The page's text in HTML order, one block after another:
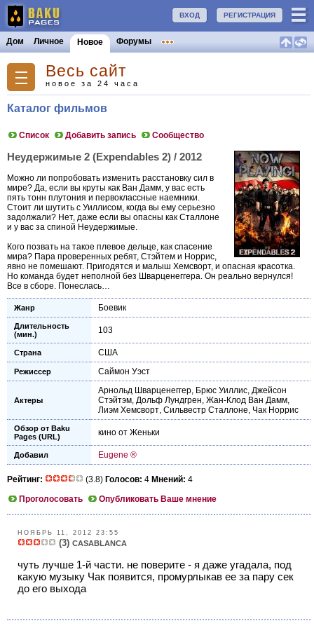
РЕГИСТРАЦИЯ
ВХОД
Дом Личное Новое Форумы
Весь сайт
новое за 24 часа
Каталог фильмов
Список Добавить запись Сообщество
Неудержимые 2 (Expendables 2) / 2012
Можно ли попробовать изменить расстановку сил в
мире? Да, если вы круты как Ван Дамм, у вас есть
пять тонн плутония и первоклассные наемники.
Стоит ли шутить с Уиллисом, когда вы ему серьезно
задолжали? Нет, даже если вы опасны как Сталлоне
и у вас за спиной Неудержимые.
Кого позвать на такое плевое дельце, как спасение
мира? Пара проверенных ребят, Стэйтем и Норрис,
явно не помешают. Пригодятся и малыш Хемсворт, и опасная красотка.
Но команда будет неполной без Шварценеггера. Он реально вернулся!
Все в сборе. Понеслась…
Жанр Боевик
Длительность
(мин.)
103
Страна США
Режиссер Саймон Уэст
Актеры
Арнольд Шварценеггер, Брюс Уиллис, Джейсон
Стэйтэм, Дольф Лундгрен, Жан-Клод Ван Дамм,
Лиэм Хемсворт, Сильвестр Сталлоне, Чак Норрис
Обзор от Baku
Pages (URL)
кино от Женьки
Добавил Eugene ®
Рейтинг: (3.8) Голосов: 4 Мнений: 4
Проголосовать
Опубликовать Ваше мнение
НОЯБРЬ 11, 2012 23:55
(3) CASABLANCA
чуть лучше 1-й части. не поверите - я даже угадала, под
какую музыку Чак появится, промурлыкав ее за пару сек
до его выхода